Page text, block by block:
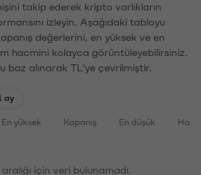
takip ederek kripto varlıkların
izleyin. Aşağıdaki tabloyu
değerlerini, en yüksek ve en
hacmini kolayca görüntüleyebilirsiniz.
baz alınarak TL'ye çevrilmiştir.
ay
En yüksek Kapanış En düşük
için veri bulunamadı.